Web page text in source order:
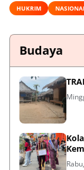
HUKRIM
Budaya